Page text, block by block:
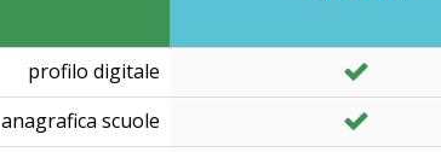
profilo digitale
anagrafica scuole